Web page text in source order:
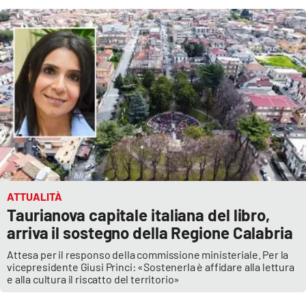
ATTUALITÀ
Taurianova capitale italiana del libro,
arriva il sostegno della Regione Calabria
Attesa per il responso della commissione ministeriale. Per la
vicepresidente Giusi Princi: «Sostenerla è affidare alla lettura
e alla cultura il riscatto del territorio»